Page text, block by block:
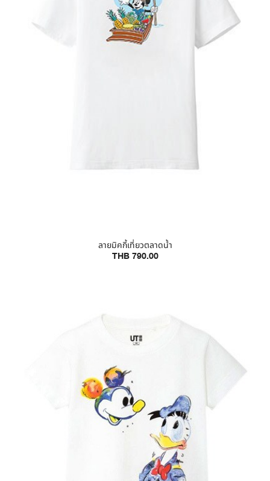
ลายมิคกี้เที่ยวตลาดน้ำ
THB 790.00